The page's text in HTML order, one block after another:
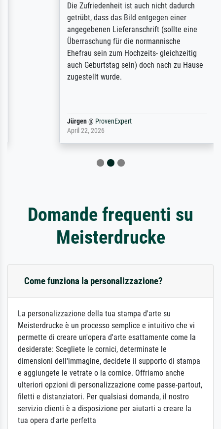
Die Zufriedenheit ist auch nicht dadurch
getrübt, dass das Bild entgegen einer
angegebenen Lieferanschrift (sollte eine
Überraschung für die normannische
Ehefrau sein zum Hochzeits- gleichzeitig
auch Geburtstag sein) doch nach zu Hause
zugestellt wurde.
@ProvenExpert
April 22, 2026
Domande frequenti su
Meisterdrucke
Come funziona la personalizzazione?
La personalizzazione della tua stampa d'arte su
Meisterdrucke è un processo semplice e intuitivo che vi
permette di creare un'opera d'arte esattamente come la
desiderate: Scegliete le cornici, determinate le
dimensioni dell'immagine, decidete il supporto di stampa
e aggiungete le vetrate o la cornice. Offriamo anche
ulteriori opzioni di personalizzazione come passe-partout,
filetti e distanziatori. Per qualsiasi domanda, il nostro
servizio clienti è a disposizione per aiutarti a creare la
tua opera d'arte perfetta